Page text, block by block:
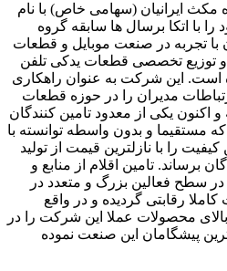
(سهامی خاص) با نام
اتکا برسال ها سابقه گروه
در صنعت موبایل و قطعات
تخصصی قطعات یدکی تلفن
نموده است. این شرکت به عنوان راهکاری
مدیران را در حوزه قطعات
یکی از معدود تامین کنندگان
و بدون واسطه توانسته با
را با نازلترین قیمت از تولید
تامین اقلام از منابع و
سطح فعالین بزرگ و متعدد در
رقابتی گردیده و در واقع
محصولات عملا این شرکت را در
پیشگامان این صنعت نموده